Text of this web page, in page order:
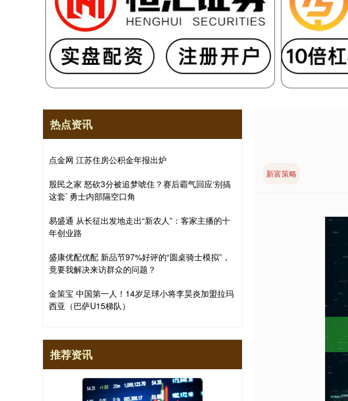
新富策略
热点资讯
点金网 江苏住房公积金年报出炉
股民之家 怒砍3分被追梦唬住？赛后霸气回应‘别搞
这套’ 勇士内部隔空口角
易盛通 从长征出发地走出“新农人”：客家主播的十
年创业路
盛康优配优配 新品节97%好评的“圆桌骑士模拟”，
竟要我解决来访群众的问题？
金策宝 中国第一人！14岁足球小将李昊炎加盟拉玛
西亚（巴萨U15梯队）
推荐资讯